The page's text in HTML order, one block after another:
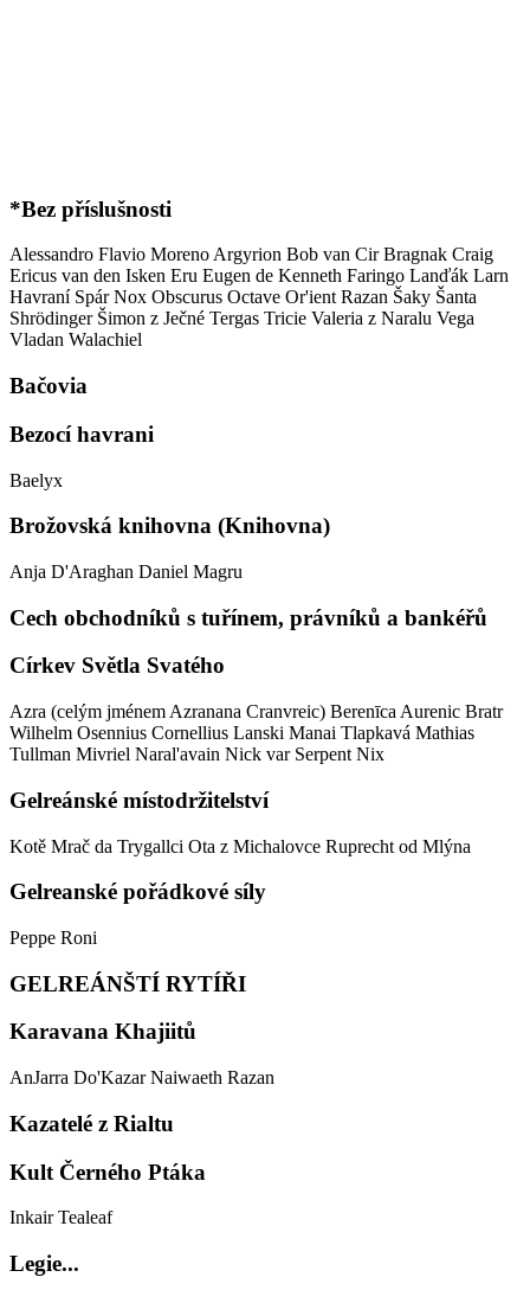
*Bez příslušnosti
Alessandro Flavio Moreno Argyrion Bob van Cir Bragnak Craig
Ericus van den Isken Eru Eugen de Kenneth Faringo Lanďák Larn
Havraní Spár Nox Obscurus Octave Or'ient Razan Šaky Šanta
Shrödinger Šimon z Ječné Tergas Tricie Valeria z Naralu Vega
Vladan Walachiel
Bačovia
Bezocí havrani
Baelyx
Brožovská knihovna (Knihovna)
Anja D'Araghan Daniel Magru
Cech obchodníků s tuřínem, právníků a bankéřů
Církev Světla Svatého
Azra (celým jménem Azranana Cranvreic) Berenīca Aurenic Bratr
Wilhelm Osennius Cornellius Lanski Manai Tlapkavá Mathias
Tullman Mivriel Naral'avain Nick var Serpent Nix
Gelreánské místodržitelství
Kotě Mrač da Trygallci Ota z Michalovce Ruprecht od Mlýna
Gelreanské pořádkové síly
Peppe Roni
GELREÁNŠTÍ RYTÍŘI
Karavana Khajiitů
AnJarra Do'Kazar Naiwaeth Razan
Kazatelé z Rialtu
Kult Černého Ptáka
Inkair Tealeaf
Legie...